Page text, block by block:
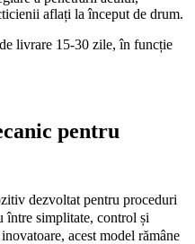
aflați la început de drum.
livrare 15-30 zile, în funcție
pentru
dezvoltat pentru proceduri
între simplitate, control și
acest model rămâne